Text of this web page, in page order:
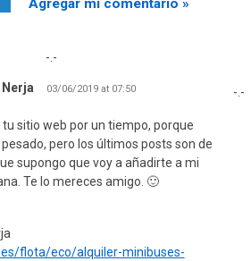
Agregar mi comentario »
-.-
03/06/2019 at 07:50
tu sitio web por un tiempo, porque
pero los últimos posts son de
supongo que voy a añadirte a mi
Te lo mereces amigo. 🙂
flota/eco/alquiler-minibuses-
-.-